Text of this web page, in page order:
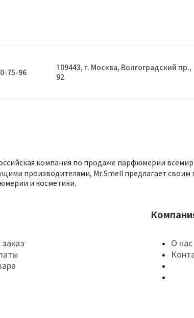
75-96
109443, г. Москва, Волгоградский пр.,
92
компания по продаже парфюмерии
производителями, Mr.Smell предлагает
и косметики.
О нас